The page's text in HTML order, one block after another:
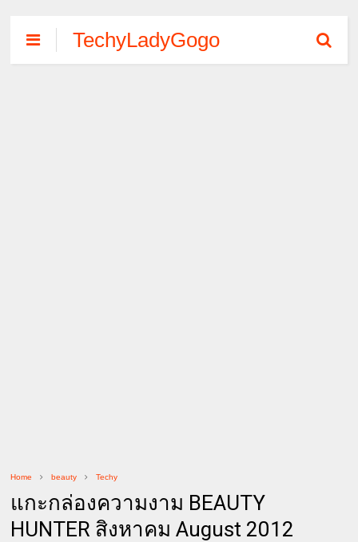
TechyLadyGogo
Home beauty Techy
แกะกล่องความงาม BEAUTY
HUNTER สิงหาคม August 2012